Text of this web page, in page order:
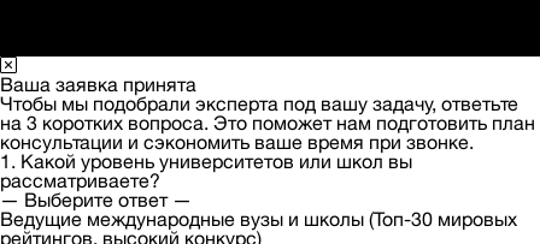
Ваша заявка принята
Чтобы мы подобрали эксперта под вашу задачу, ответьте
на 3 коротких вопроса. Это поможет нам подготовить план
консультации и сэкономить ваше время при звонке.
1. Какой уровень университетов или школ вы
рассматриваете?
— Выберите ответ —
Ведущие международные вузы и школы (Топ-30 мировых
рейтингов, высокий конкурс)